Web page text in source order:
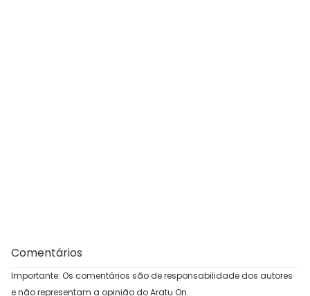
Comentários
Importante: Os comentários são de responsabilidade dos autores
e não representam a opinião do Aratu On.